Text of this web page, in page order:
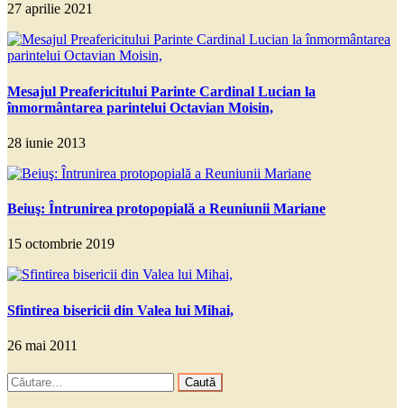
27 aprilie 2021
Mesajul Preafericitului Parinte Cardinal Lucian la
înmormântarea parintelui Octavian Moisin,
28 iunie 2013
Beiuş: Întrunirea protopopială a Reuniunii Mariane
15 octombrie 2019
Sfintirea bisericii din Valea lui Mihai,
26 mai 2011
Caută
după: